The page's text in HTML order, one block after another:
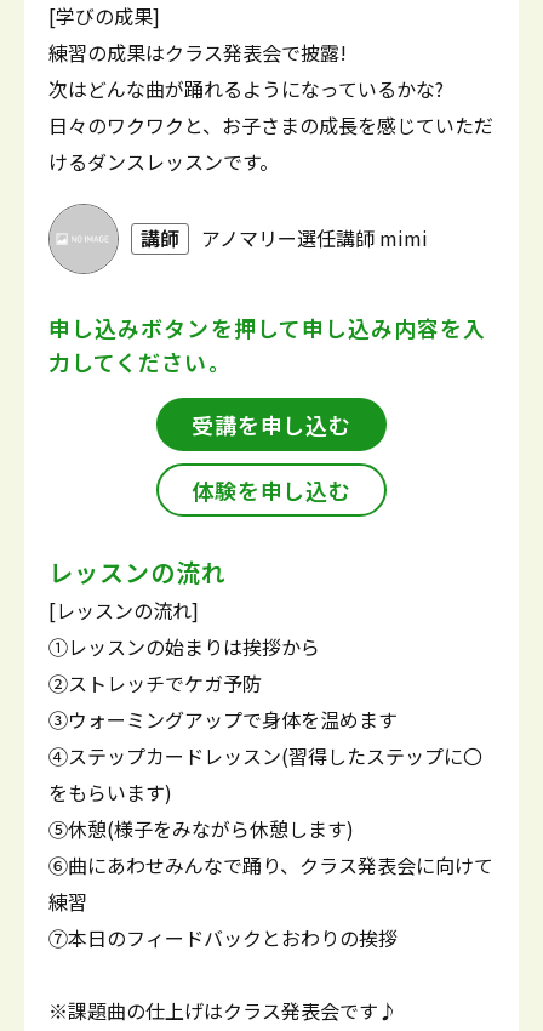
[学びの成果]
練習の成果はクラス発表会で披露!
次はどんな曲が踊れるようになっているかな?
日々のワクワクと、お子さまの成長を感じていただ
けるダンスレッスンです。
講師 アノマリー選任講師 mimi
申し込みボタンを押して申し込み内容を入
力してください。
受講を申し込む
体験を申し込む
レッスンの流れ
[レッスンの流れ]
①レッスンの始まりは挨拶から
②ストレッチでケガ予防
③ウォーミングアップで身体を温めます
④ステップカードレッスン(習得したステップに〇
をもらいます)
⑤休憩(様子をみながら休憩します)
⑥曲にあわせみんなで踊り、クラス発表会に向けて
練習
⑦本日のフィードバックとおわりの挨拶
※課題曲の仕上げはクラス発表会です♪